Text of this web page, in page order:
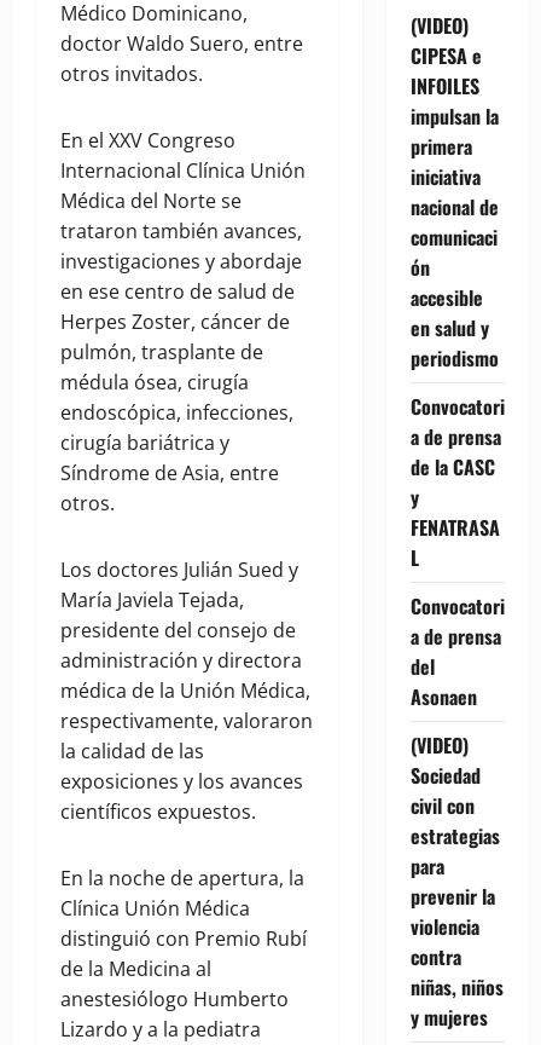
Médico Dominicano,
doctor Waldo Suero, entre
otros invitados.
En el XXV Congreso
Internacional Clínica Unión
Médica del Norte se
trataron también avances,
investigaciones y abordaje
en ese centro de salud de
Herpes Zoster, cáncer de
pulmón, trasplante de
médula ósea, cirugía
endoscópica, infecciones,
cirugía bariátrica y
Síndrome de Asia, entre
otros.
Los doctores Julián Sued y
María Javiela Tejada,
presidente del consejo de
administración y directora
médica de la Unión Médica,
respectivamente, valoraron
la calidad de las
exposiciones y los avances
científicos expuestos.
En la noche de apertura, la
Clínica Unión Médica
distinguió con Premio Rubí
de la Medicina al
anestesiólogo Humberto
Lizardo y a la pediatra
(VIDEO)
CIPESA e
INFOILES
impulsan la
primera
iniciativa
nacional de
comunicaci
ón
accesible
en salud y
periodismo
Convocatori
a de prensa
de la CASC
y
FENATRASA
L
Convocatori
a de prensa
del
Asonaen
(VIDEO)
Sociedad
civil con
estrategias
para
prevenir la
violencia
contra
niñas, niños
y mujeres